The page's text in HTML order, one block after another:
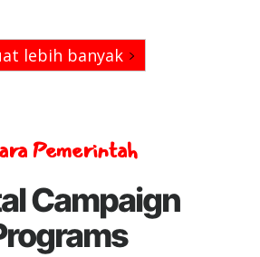
lebih banyak
Pemerintah
Campaign